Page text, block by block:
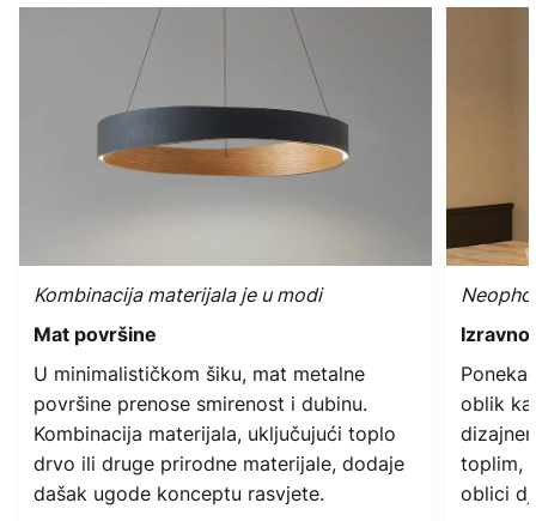
Kombinacija materijala je u modi
Mat površine
U minimalističkom šiku, mat metalne
površine prenose smirenost i dubinu.
Kombinacija materijala, uključujući toplo
drvo ili druge prirodne materijale, dodaje
dašak ugode konceptu rasvjete.
oblik
toplim,
oblici